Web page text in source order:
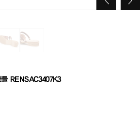
RENSAC3407K3